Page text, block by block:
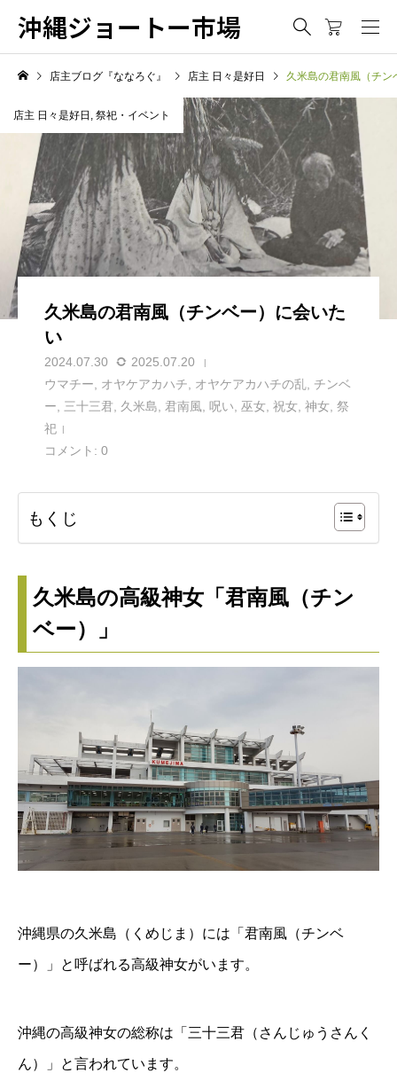
沖縄ジョートー市場
店主ブログ『ななろぐ』 店主 日々是好日 久米島の君南風（チン
店主 日々是好日 , 祭祀・イベント
久米島の君南風（チンベー）に会いた
い
2024.07.30
2025.07.20
ウマチー
オヤケアカハチ オヤケアカハチの乱 チンベ
ー
三十三君 久米島 君南風 呪い 巫女 祝女 神女 祭
祀
コメント: 0
もくじ
久米島の高級神女「君南風（チン
ベー）」
沖縄県の久米島（くめじま）には「君南風（チンベ
ー）」と呼ばれる高級神女がいます。
沖縄の高級神女の総称は「三十三君（さんじゅうさんく
ん）」と言われています。